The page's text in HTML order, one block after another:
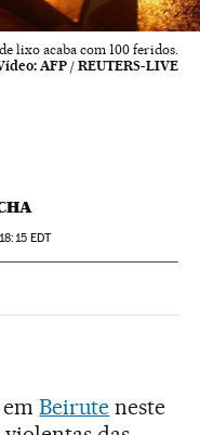
lixo acaba com 100 feridos.
AFP / REUTERS-LIVE
EDT
emBeirute neste